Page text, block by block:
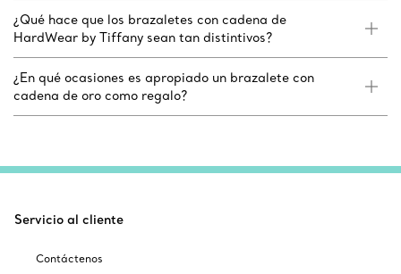
¿Qué hace que los brazaletes con cadena de
HardWear by Tiffany sean tan distintivos?
¿En qué ocasiones es apropiado un brazalete con
cadena de oro como regalo?
Servicio al cliente
Contáctenos